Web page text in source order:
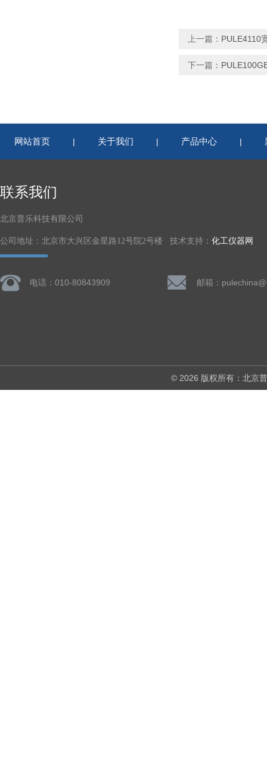
上一篇： PULE4110
下一篇：
网站首页 | 关于我们 | 产品中心 |
联系我们
北京普乐科技有限公司
公司地址：北京市大兴区金星路12号院2号楼 技术支持： 化工仪器网
电话：010-80843909 邮箱：
© 2026 版权所有：北京